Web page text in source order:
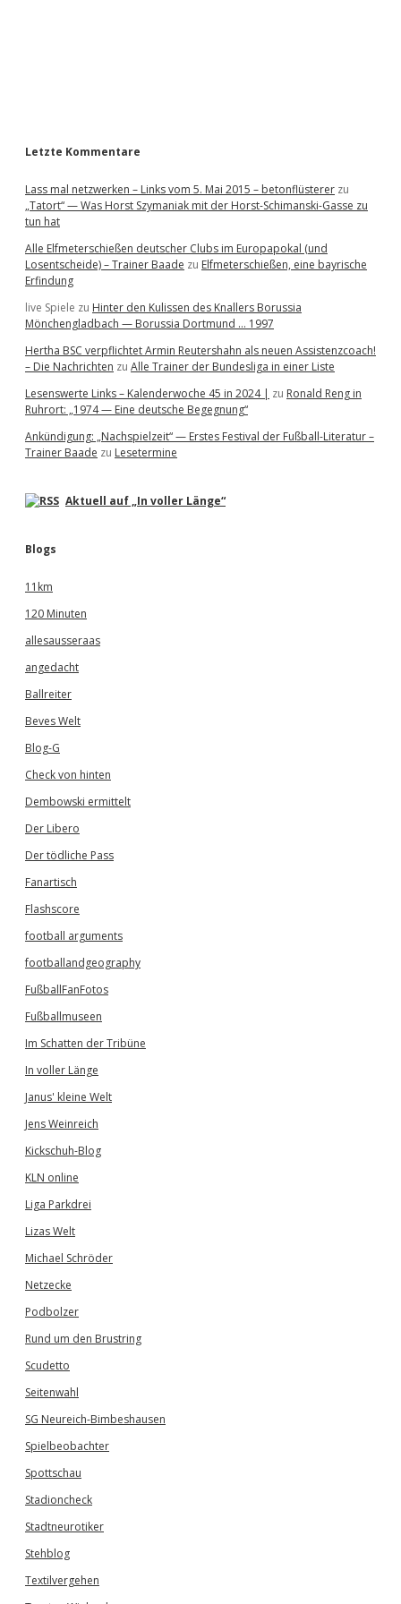
Letzte Kommentare
Lass mal netzwerken – Links vom 5. Mai 2015 – betonflüsterer zu
„Tatort“ — Was Horst Szymaniak mit der Horst-Schimanski-Gasse zu
tun hat
Alle Elfmeterschießen deutscher Clubs im Europapokal (und
Losentscheide) – Trainer Baade zu Elfmeterschießen, eine bayrische
Erfindung
live Spiele zu Hinter den Kulissen des Knallers Borussia
Mönchengladbach — Borussia Dortmund … 1997
Hertha BSC verpflichtet Armin Reutershahn als neuen Assistenzcoach!
– Die Nachrichten zu Alle Trainer der Bundesliga in einer Liste
Lesenswerte Links – Kalenderwoche 45 in 2024 | zu Ronald Reng in
Ruhrort: „1974 — Eine deutsche Begegnung“
Ankündigung: „Nachspielzeit“ — Erstes Festival der Fußball-Literatur –
Trainer Baade zu Lesetermine
Aktuell auf „In voller Länge“
Blogs
11km
120 Minuten
allesausseraas
angedacht
Ballreiter
Beves Welt
Blog-G
Check von hinten
Dembowski ermittelt
Der Libero
Der tödliche Pass
Fanartisch
Flashscore
football arguments
footballandgeography
FußballFanFotos
Fußballmuseen
Im Schatten der Tribüne
In voller Länge
Janus' kleine Welt
Jens Weinreich
Kickschuh-Blog
KLN online
Liga Parkdrei
Lizas Welt
Michael Schröder
Netzecke
Podbolzer
Rund um den Brustring
Scudetto
Seitenwahl
SG Neureich-Bimbeshausen
Spielbeobachter
Spottschau
Stadioncheck
Stadtneurotiker
Stehblog
Textilvergehen